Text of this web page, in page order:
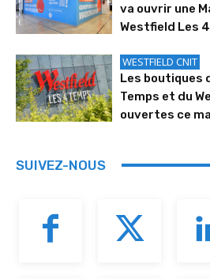
va ouvrir une
Westfield Les
WESTFIELD CNIT
Les boutiques
Temps et du
ouvertes ce
SUIVEZ-NOUS